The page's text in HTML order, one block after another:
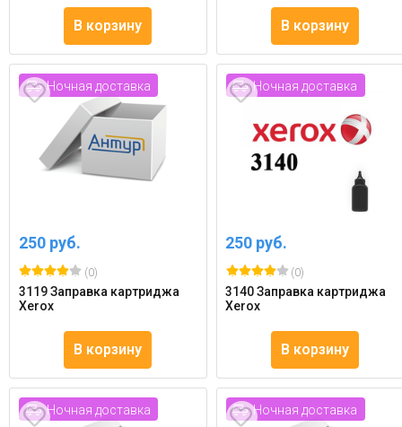
В корзину В корзину
Ночная доставка
250 руб.
(0)
3119 Заправка картриджа
Xerox
В корзину
Ночная доставка
250 руб.
(0)
3140 Заправка картриджа
Xerox
В корзину
Ночная доставка Ночная доставка